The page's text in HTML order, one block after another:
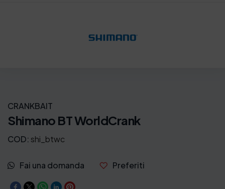
CRANKBAIT
Shimano BT WorldCrank
COD: shi_btwc
Fai una domanda Preferiti